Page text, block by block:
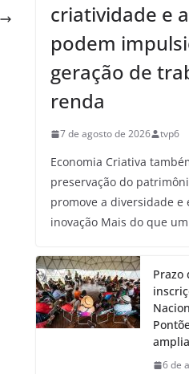
criatividade e
podem
geração de
renda
7 de agosto de 2026 tvp6
Economia Criativa
preservação do
promove a diversidade e
inovação Mais do que um
Prazo
6 de